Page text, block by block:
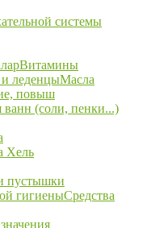
системы
Витамины
леденцыМасла
повыш
ванн (соли, пенки...)
Хель
пустышки
гигиеныСредства